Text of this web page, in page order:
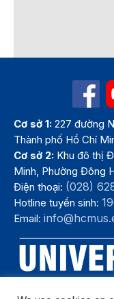
Cơ sở 1: 227 đường
Thành phố Hồ Chí
Cơ sở 2: Khu đô thị
Minh, Phường Đông
Điện thoại: (028)
Hotline tuyển sinh:
Email: